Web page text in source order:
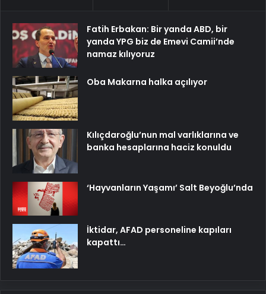
Fatih Erbakan: Bir yanda ABD, bir
yanda YPG biz de Emevi Camii’nde
namaz kılıyoruz
Oba Makarna halka açılıyor
Kılıçdaroğlu’nun mal varlıklarına ve
banka hesaplarına haciz konuldu
‘Hayvanların Yaşamı’ Salt Beyoğlu’nda
İktidar, AFAD personeline kapıları
kapattı…